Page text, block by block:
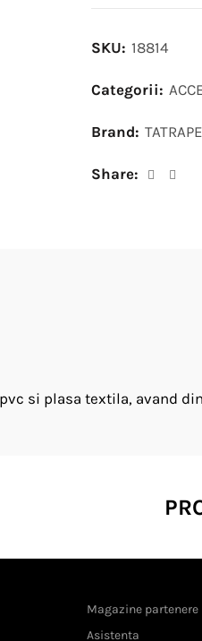
SKU: 18814
Categorii:
Brand:
Share
si plasa textila, avand
Magazine partenere
Asistenta